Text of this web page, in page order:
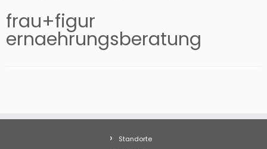
frau+figur
ernaehrungsberatung
Standorte